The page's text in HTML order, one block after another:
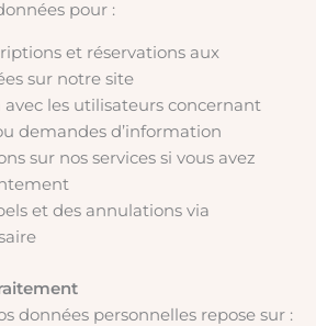
pour :
et réservations aux
sur notre site
les utilisateurs concernant
demandes d’information
sur nos services si vous avez
et des annulations via
données personnelles repose sur :